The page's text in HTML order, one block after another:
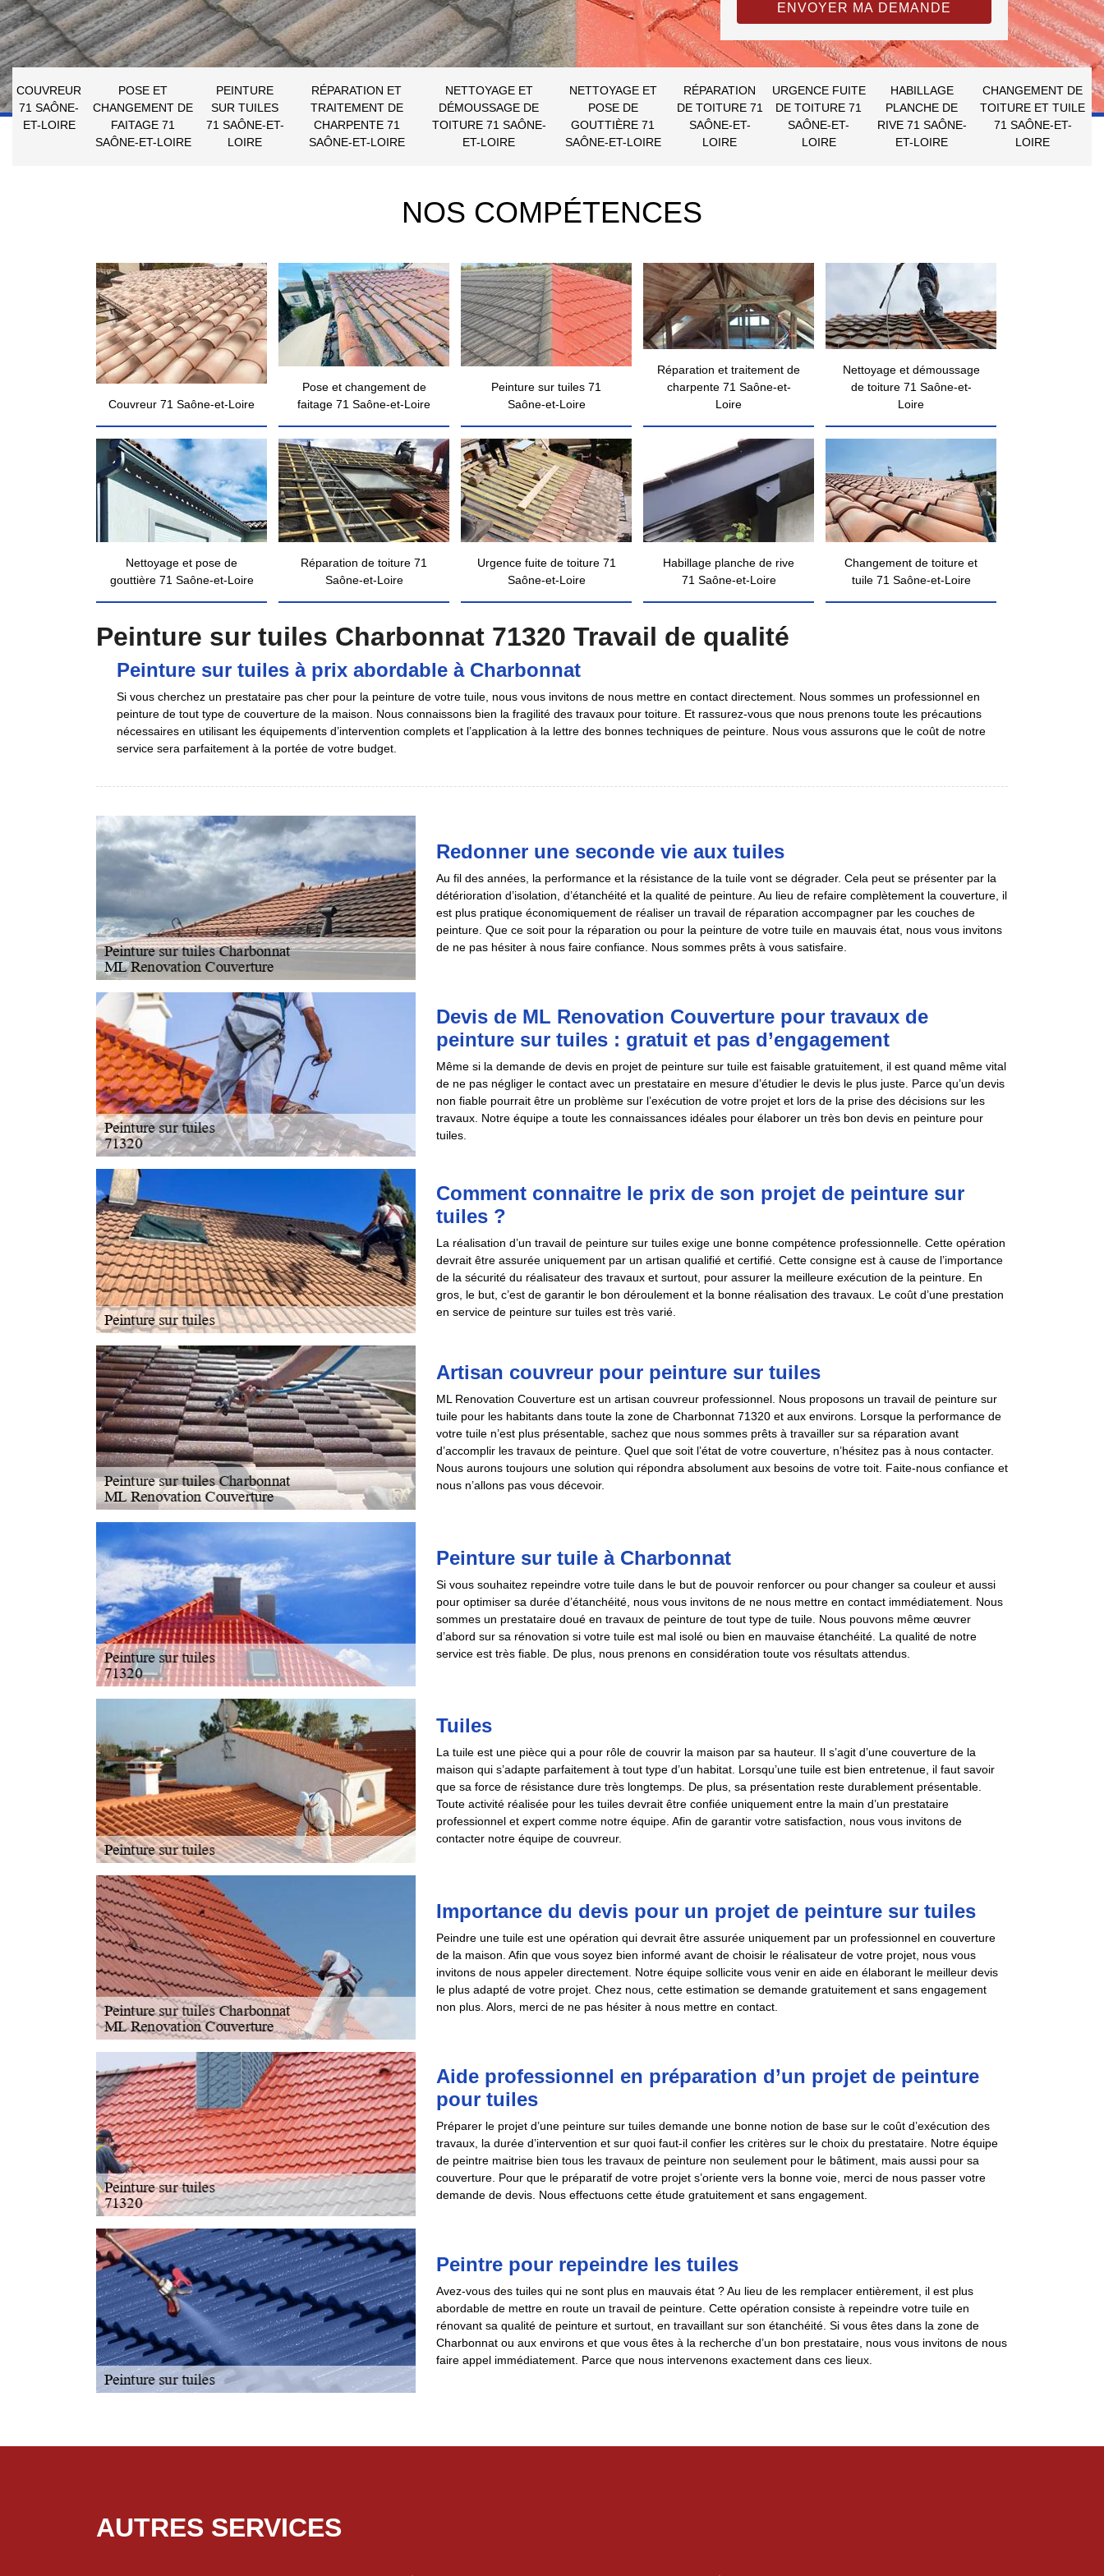
COUVREUR
71 SAÔNE-
ET-LOIRE
POSE ET
CHANGEMENT DE
FAITAGE 71
SAÔNE-ET-LOIRE
PEINTURE
SUR TUILES
71 SAÔNE-ET-
LOIRE
RÉPARATION ET
TRAITEMENT DE
CHARPENTE 71
SAÔNE-ET-LOIRE
NETTOYAGE ET
DÉMOUSSAGE DE
TOITURE 71 SAÔNE-
ET-LOIRE
NETTOYAGE ET
POSE DE
GOUTTIÈRE 71
SAÔNE-ET-LOIRE
RÉPARATION
DE TOITURE 71
SAÔNE-ET-
LOIRE
URGENCE FUITE
DE TOITURE 71
SAÔNE-ET-
LOIRE
HABILLAGE
PLANCHE DE
RIVE 71 SAÔNE-
ET-LOIRE
CHANGEMENT DE
TOITURE ET TUILE
71 SAÔNE-ET-
LOIRE
NOS COMPÉTENCES
Couvreur 71 Saône-et-Loire
Pose et changement de
faitage 71 Saône-et-Loire
Peinture sur tuiles 71
Saône-et-Loire
Réparation et traitement de
charpente 71 Saône-et-
Loire
Nettoyage et démoussage
de toiture 71 Saône-et-
Loire
Nettoyage et pose de
gouttière 71 Saône-et-Loire
Réparation de toiture 71
Saône-et-Loire
Urgence fuite de toiture 71
Saône-et-Loire
Habillage planche de rive
71 Saône-et-Loire
Changement de toiture et
tuile 71 Saône-et-Loire
Peinture sur tuiles Charbonnat 71320 Travail de qualité
Peinture sur tuiles à prix abordable à Charbonnat
Si vous cherchez un prestataire pas cher pour la peinture de votre tuile, nous vous invitons de nous mettre en contact directement. Nous sommes un professionnel en
peinture de tout type de couverture de la maison. Nous connaissons bien la fragilité des travaux pour toiture. Et rassurez-vous que nous prenons toute les précautions
nécessaires en utilisant les équipements d’intervention complets et l’application à la lettre des bonnes techniques de peinture. Nous vous assurons que le coût de notre
service sera parfaitement à la portée de votre budget.
Redonner une seconde vie aux tuiles
Au fil des années, la performance et la résistance de la tuile vont se dégrader. Cela peut se présenter par la
détérioration d’isolation, d’étanchéité et la qualité de peinture. Au lieu de refaire complètement la couverture, il
est plus pratique économiquement de réaliser un travail de réparation accompagner par les couches de
peinture. Que ce soit pour la réparation ou pour la peinture de votre tuile en mauvais état, nous vous invitons
de ne pas hésiter à nous faire confiance. Nous sommes prêts à vous satisfaire.
Devis de ML Renovation Couverture pour travaux de
peinture sur tuiles : gratuit et pas d’engagement
Même si la demande de devis en projet de peinture sur tuile est faisable gratuitement, il est quand même vital
de ne pas négliger le contact avec un prestataire en mesure d’étudier le devis le plus juste. Parce qu’un devis
non fiable pourrait être un problème sur l’exécution de votre projet et lors de la prise des décisions sur les
travaux. Notre équipe a toute les connaissances idéales pour élaborer un très bon devis en peinture pour
tuiles.
Comment connaitre le prix de son projet de peinture sur
tuiles ?
La réalisation d’un travail de peinture sur tuiles exige une bonne compétence professionnelle. Cette opération
devrait être assurée uniquement par un artisan qualifié et certifié. Cette consigne est à cause de l’importance
de la sécurité du réalisateur des travaux et surtout, pour assurer la meilleure exécution de la peinture. En
gros, le but, c’est de garantir le bon déroulement et la bonne réalisation des travaux. Le coût d’une prestation
en service de peinture sur tuiles est très varié.
Artisan couvreur pour peinture sur tuiles
ML Renovation Couverture est un artisan couvreur professionnel. Nous proposons un travail de peinture sur
tuile pour les habitants dans toute la zone de Charbonnat 71320 et aux environs. Lorsque la performance de
votre tuile n’est plus présentable, sachez que nous sommes prêts à travailler sur sa réparation avant
d’accomplir les travaux de peinture. Quel que soit l’état de votre couverture, n’hésitez pas à nous contacter.
Nous aurons toujours une solution qui répondra absolument aux besoins de votre toit. Faite-nous confiance et
nous n’allons pas vous décevoir.
Peinture sur tuile à Charbonnat
Si vous souhaitez repeindre votre tuile dans le but de pouvoir renforcer ou pour changer sa couleur et aussi
pour optimiser sa durée d’étanchéité, nous vous invitons de ne nous mettre en contact immédiatement. Nous
sommes un prestataire doué en travaux de peinture de tout type de tuile. Nous pouvons même œuvrer
d’abord sur sa rénovation si votre tuile est mal isolé ou bien en mauvaise étanchéité. La qualité de notre
service est très fiable. De plus, nous prenons en considération toute vos résultats attendus.
Tuiles
La tuile est une pièce qui a pour rôle de couvrir la maison par sa hauteur. Il s’agit d’une couverture de la
maison qui s’adapte parfaitement à tout type d’un habitat. Lorsqu’une tuile est bien entretenue, il faut savoir
que sa force de résistance dure très longtemps. De plus, sa présentation reste durablement présentable.
Toute activité réalisée pour les tuiles devrait être confiée uniquement entre la main d’un prestataire
professionnel et expert comme notre équipe. Afin de garantir votre satisfaction, nous vous invitons de
contacter notre équipe de couvreur.
Importance du devis pour un projet de peinture sur tuiles
Peindre une tuile est une opération qui devrait être assurée uniquement par un professionnel en couverture
de la maison. Afin que vous soyez bien informé avant de choisir le réalisateur de votre projet, nous vous
invitons de nous appeler directement. Notre équipe sollicite vous venir en aide en élaborant le meilleur devis
le plus adapté de votre projet. Chez nous, cette estimation se demande gratuitement et sans engagement
non plus. Alors, merci de ne pas hésiter à nous mettre en contact.
Aide professionnel en préparation d’un projet de peinture
pour tuiles
Préparer le projet d’une peinture sur tuiles demande une bonne notion de base sur le coût d’exécution des
travaux, la durée d’intervention et sur quoi faut-il confier les critères sur le choix du prestataire. Notre équipe
de peintre maitrise bien tous les travaux de peinture non seulement pour le bâtiment, mais aussi pour sa
couverture. Pour que le préparatif de votre projet s’oriente vers la bonne voie, merci de nous passer votre
demande de devis. Nous effectuons cette étude gratuitement et sans engagement.
Peintre pour repeindre les tuiles
Avez-vous des tuiles qui ne sont plus en mauvais état ? Au lieu de les remplacer entièrement, il est plus
abordable de mettre en route un travail de peinture. Cette opération consiste à repeindre votre tuile en
rénovant sa qualité de peinture et surtout, en travaillant sur son étanchéité. Si vous êtes dans la zone de
Charbonnat ou aux environs et que vous êtes à la recherche d’un bon prestataire, nous vous invitons de nous
faire appel immédiatement. Parce que nous intervenons exactement dans ces lieux.
AUTRES SERVICES